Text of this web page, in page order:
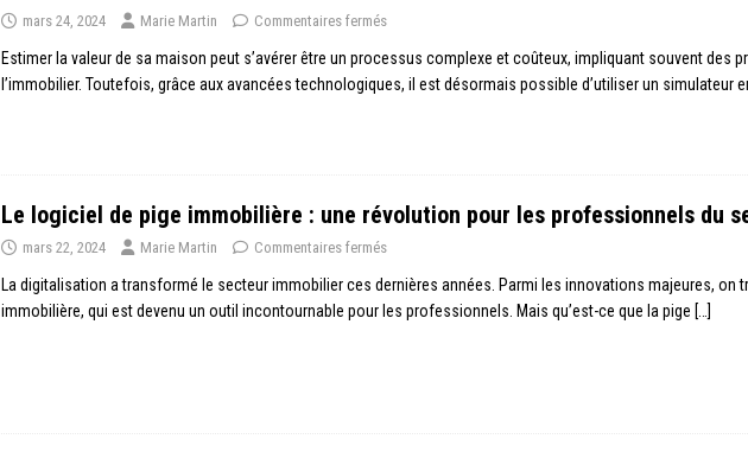
mars 24, 2024 Marie Martin Commentaires fermés
Estimer la valeur de sa maison peut s’avérer être un processus complexe et coûteux, impliquant souvent des
l’immobilier. Toutefois, grâce aux avancées technologiques, il est désormais possible d’utiliser un simulateur
Le logiciel de pige immobilière : une révolution pour les professionnels du
mars 22, 2024 Marie Martin Commentaires fermés
La digitalisation a transformé le secteur immobilier ces dernières années. Parmi les innovations majeures, on
immobilière, qui est devenu un outil incontournable pour les professionnels. Mais qu’est-ce que la pige […]